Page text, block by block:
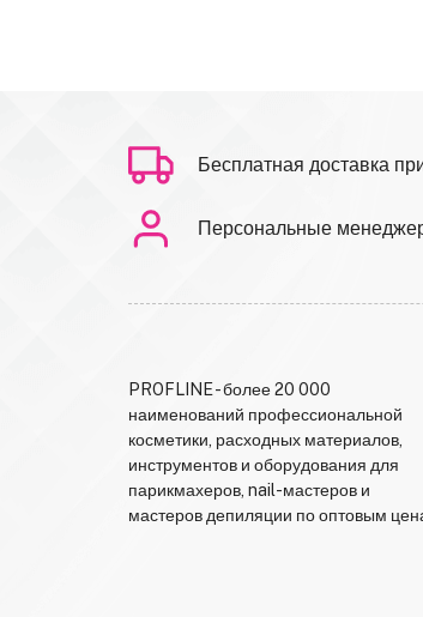
Бесплатная доставка
Персональные
PROFLINE - более 20 000
наименований профессиональной
косметики, расходных материалов,
инструментов и оборудования для
парикмахеров, nail-мастеров и
мастеров депиляции по оптовым